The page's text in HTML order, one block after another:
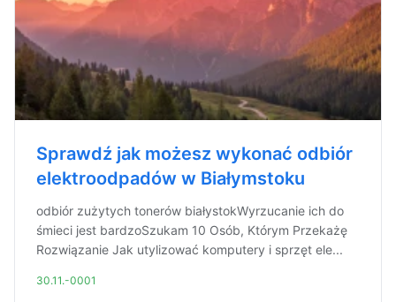
Sprawdź jak możesz wykonać odbiór
elektroodpadów w Białymstoku
odbiór zużytych tonerów białystokWyrzucanie ich do
śmieci jest bardzoSzukam 10 Osób, Którym Przekażę
Rozwiązanie Jak utylizować komputery i sprzęt ele...
30.11.-0001